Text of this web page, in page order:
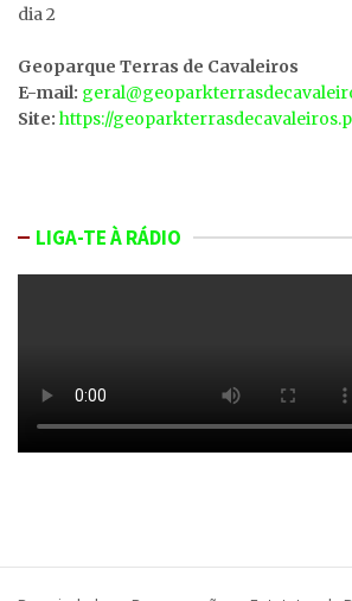
dia 2
Geoparque Terras de Cavaleiros
E-mail:
Site: https://
LIGA-TE À RÁDIO